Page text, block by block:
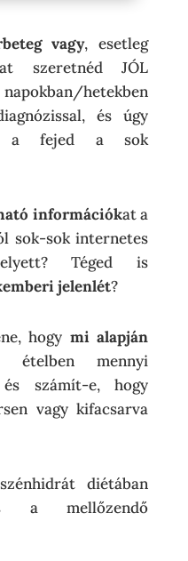
vagy, esetleg
szeretnéd JÓL
hetekben
és úgy
a fejed a sok
információkat a
sok-sok internetes
Téged is
jelenlét?
hogy mi alapján
mennyi
számít-e, hogy
vagy kifacsarva
diétában
a mellőzendő